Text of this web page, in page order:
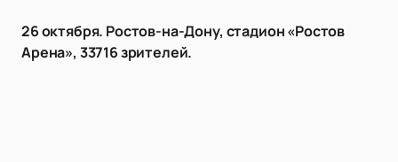
26 октября. Ростов-на-Дону, стадион «Ростов
Арена», 33716 зрителей.